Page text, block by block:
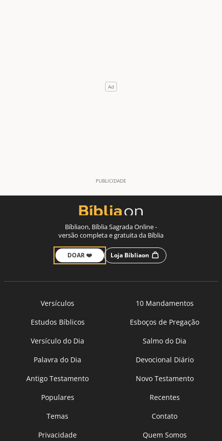
Bíbliaon, Bíblia Sagrada Online -
versão completa e gratuita da Bíblia
DOAR ❤️ Loja Bíbliaon
Versículos
10 Mandamentos
Estudos Bíblicos
Esboços de Pregação
Versículo do Dia
Salmo do Dia
Palavra do Dia
Devocional Diário
Antigo Testamento
Novo Testamento
Populares
Recentes
Temas
Contato
Privacidade
Quem Somos